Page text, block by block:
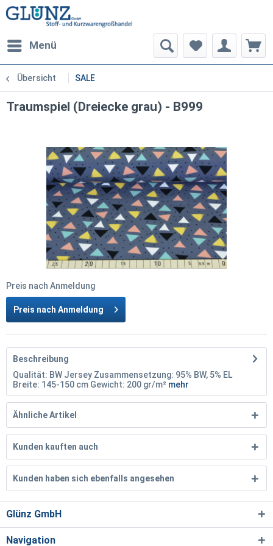
Menü
Übersicht SALE
Traumspiel (Dreiecke grau) - B999
Preis nach Anmeldung
Preis nach Anmeldung
Beschreibung
Qualität: BW Jersey Zusammensetzung: 95% BW, 5% EL
Breite: 145-150 cm Gewicht: 200 gr/m² mehr
Ähnliche Artikel
Kunden kauften auch
Kunden haben sich ebenfalls angesehen
Glünz GmbH
Navigation